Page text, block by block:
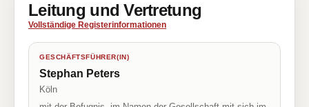
Leitung und Vertretung
Vollständige Registerinformationen
GESCHÄFTSFÜHRER(IN)
Stephan Peters
Köln